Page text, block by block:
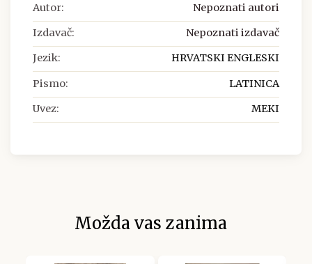
Autor: Nepoznati autori
Izdavač: Nepoznati izdavač
Jezik: HRVATSKI ENGLESKI
Pismo: LATINICA
Uvez: MEKI
Možda vas zanima